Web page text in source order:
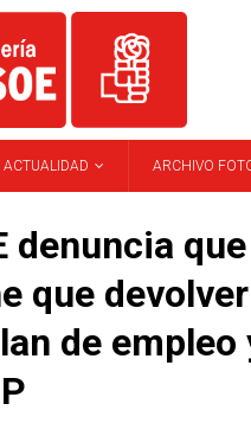
ACTUALIDAD ARCHIVO
denuncia
que
de empleo